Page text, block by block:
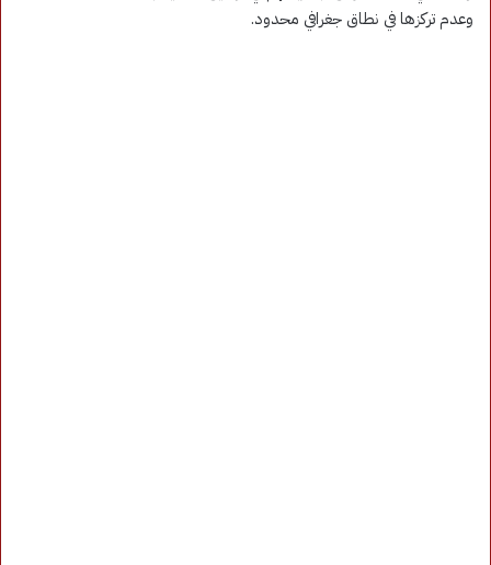
وعدم تركزها في نطاق جغرافي محدود.